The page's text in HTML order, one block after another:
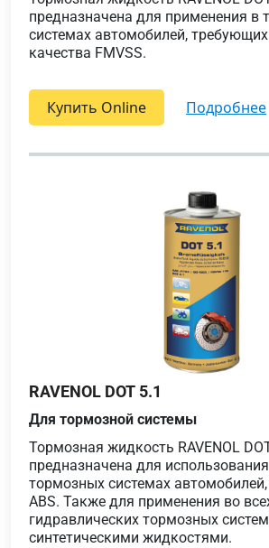
предназначена для применения в
системах автомобилей,
качества FMVSS.
Купить Online подробнее
RAVENOL DOT 5.1
Для тормозной системы
Тормозная жидкость RAVENOL
предназначена для
тормозных системах
ABS. Также для применения во
гидравлических тормозных
синтетическими жидкостями.